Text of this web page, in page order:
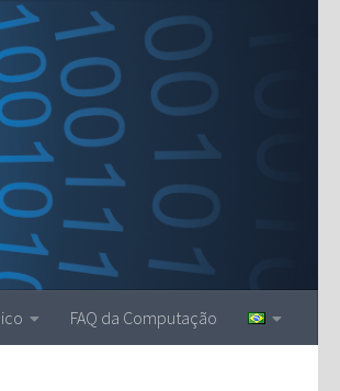
FAQ da Computação